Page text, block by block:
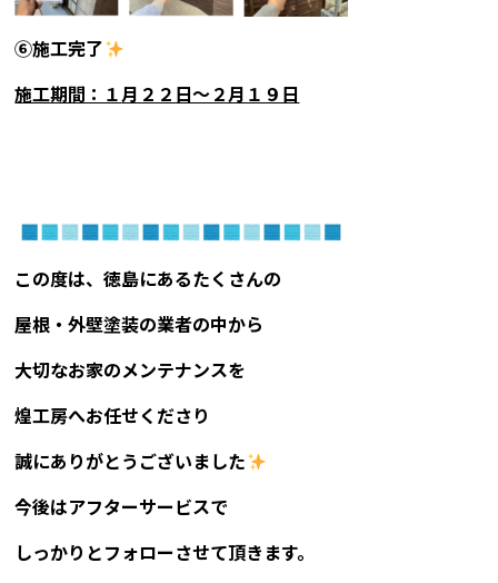
⑥施工完了
施工期間：１月２２日〜２月１９日
この度は、徳島にあるたくさんの
屋根・外壁塗装の業者の中から
大切なお家のメンテナンスを
煌工房へお任せくださり
誠にありがとうございました
今後はアフターサービスで
しっかりとフォローさせて頂きます。